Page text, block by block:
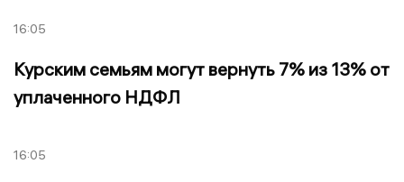
16:05
Курским семьям могут вернуть 7% из 13% от
уплаченного НДФЛ
16:05